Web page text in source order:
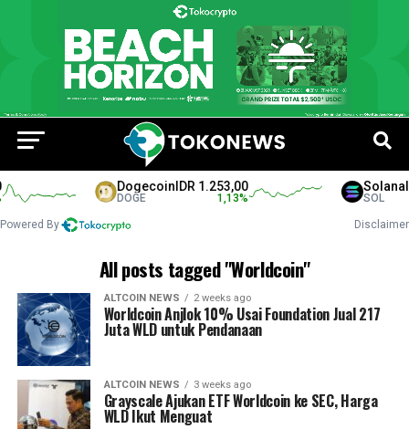
DogecoinIDR 1.253,00
DOGE 1,13 %
Solana
SOL
Powered By Disclaimer
All posts tagged "Worldcoin"
ALTCOIN NEWS 2 weeks ago
Worldcoin Anjlok 10% Usai Foundation Jual 217
Juta WLD untuk Pendanaan
ALTCOIN NEWS 3 weeks ago
Grayscale Ajukan ETF Worldcoin ke SEC, Harga
WLD Ikut Menguat